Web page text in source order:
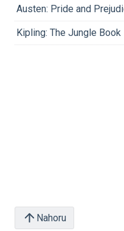
Austen: Pride and
Kipling: The Jungle Book
Nahoru